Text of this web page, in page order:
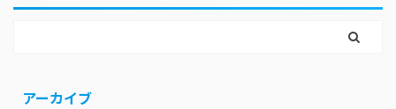
アーカイブ